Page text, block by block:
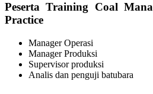
Peserta Training Coal
Practice
Manager Operasi
Manager Produksi
Supervisor produksi
Analis dan penguji batubara